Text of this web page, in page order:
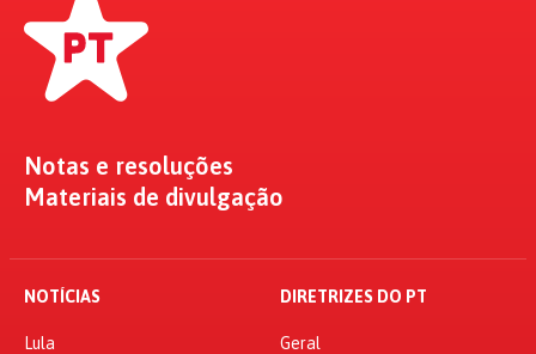
Notas e resoluções
Materiais de divulgação
NOTÍCIAS
Lula
DIRETRIZES DO PT
Geral